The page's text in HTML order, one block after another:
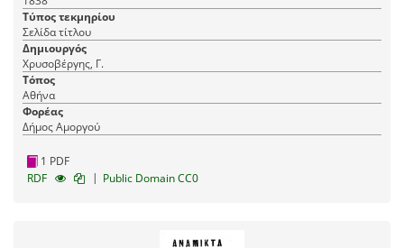
Τύπος τεκμηρίου
Σελίδα τίτλου
Δημιουργός
Χρυσοβέργης, Γ.
Τόπος
Αθήνα
Φορέας
Δήμος Αμοργού
1 PDF
RDF
| Public Domain CC0